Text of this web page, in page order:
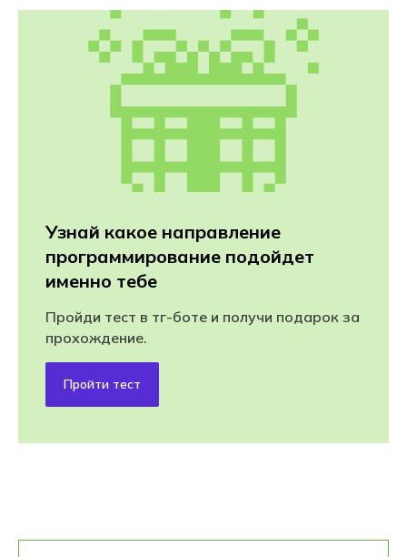
Узнай какое направление
программирование подойдет
именно тебе
Пройди тест в тг-боте и получи подарок за
прохождение.
Пройти тест